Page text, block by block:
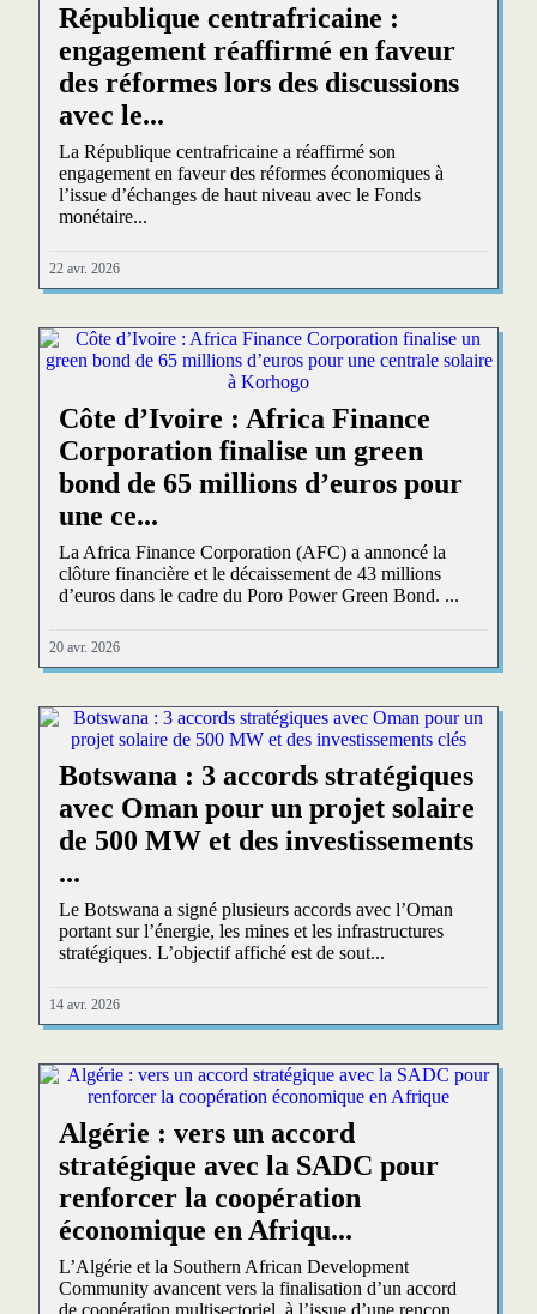
République centrafricaine :
engagement réaffirmé en faveur
des réformes lors des discussions
avec le...
La République centrafricaine a réaffirmé son
engagement en faveur des réformes économiques à
l’issue d’échanges de haut niveau avec le Fonds
monétaire...
22 avr. 2026
Côte d’Ivoire : Africa Finance
Corporation finalise un green
bond de 65 millions d’euros pour
une ce...
La Africa Finance Corporation (AFC) a annoncé la
clôture financière et le décaissement de 43 millions
d’euros dans le cadre du Poro Power Green Bond. ...
20 avr. 2026
Botswana : 3 accords stratégiques
avec Oman pour un projet solaire
de 500 MW et des investissements
...
Le Botswana a signé plusieurs accords avec l’Oman
portant sur l’énergie, les mines et les infrastructures
stratégiques. L’objectif affiché est de sout...
14 avr. 2026
Algérie : vers un accord
stratégique avec la SADC pour
renforcer la coopération
économique en Afriqu...
L’Algérie et la Southern African Development
Community avancent vers la finalisation d’un accord
de coopération multisectoriel, à l’issue d’une rencon...